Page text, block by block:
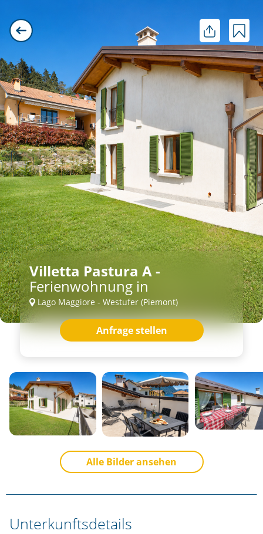
Alle Bilder ansehen
Unterkunftsdetails
Villetta Pastura A -
Ferienwohnung in
Lago Maggiore - Westufer (Piemont)
Anfrage stellen